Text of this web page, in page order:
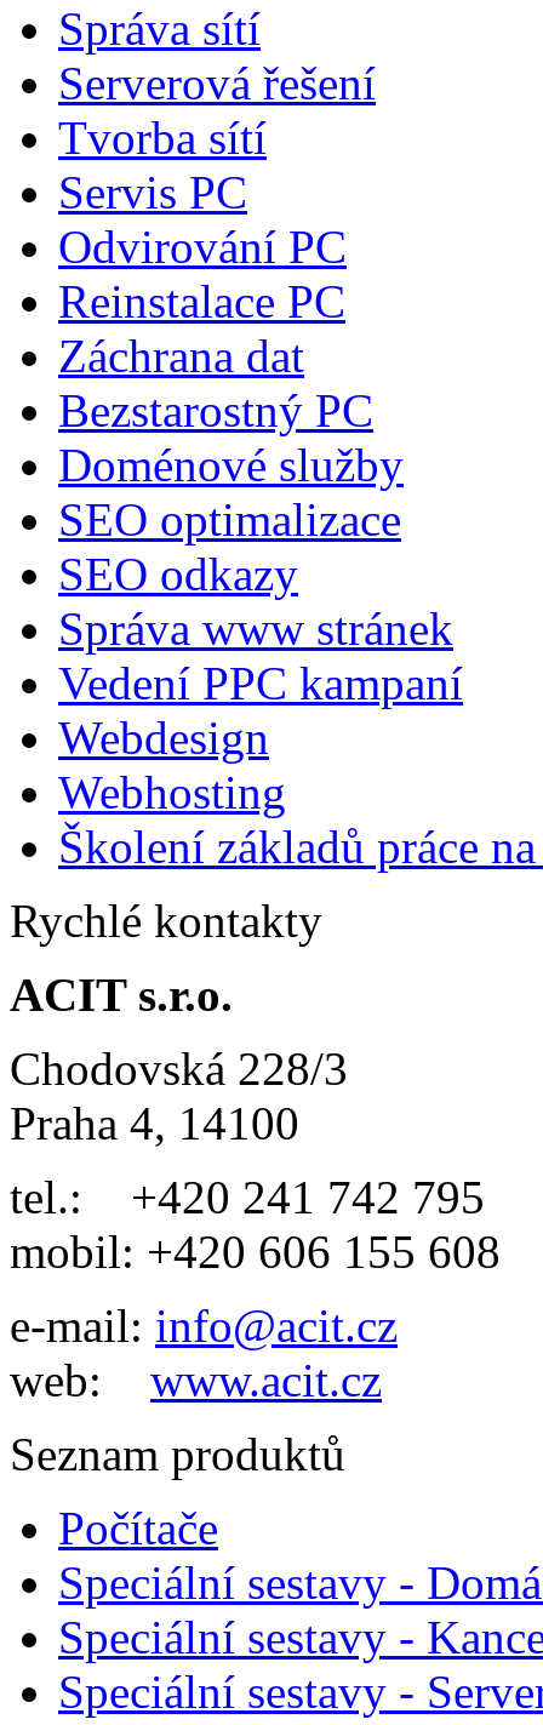
Správa sítí
Serverová řešení
Tvorba sítí
Servis PC
Odvirování PC
Reinstalace PC
Záchrana dat
Bezstarostný PC
Doménové služby
SEO optimalizace
SEO odkazy
Správa www stránek
Vedení PPC kampaní
Webdesign
Webhosting
Školení základů práce
Rychlé kontakty
ACIT s.r.o.
Chodovská 228/3
Praha 4, 14100
tel.: +420 241 742 795
mobil: +420 606 155 608
e-mail: info@acit.cz
web: www.acit.cz
Seznam produktů
Počítače
Speciální sestavy -
Speciální sestavy -
Speciální sestavy -